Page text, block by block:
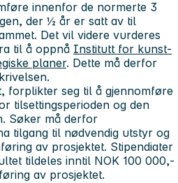
innenfor de normerte 3
der ½ år er satt av til
Det vil videre vurderes
til å oppnå Institutt for kunst-
planer. Dette må derfor
forplikter seg til å gjennomføre
tilsettingsperioden og den
Søker må derfor
tilgang til nødvendig utstyr og
av prosjektet. Stipendiater
tildeles inntil NOK 100 000,-
av prosjektet.